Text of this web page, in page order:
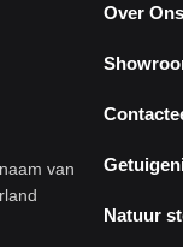
van
Over Ons
Natuur